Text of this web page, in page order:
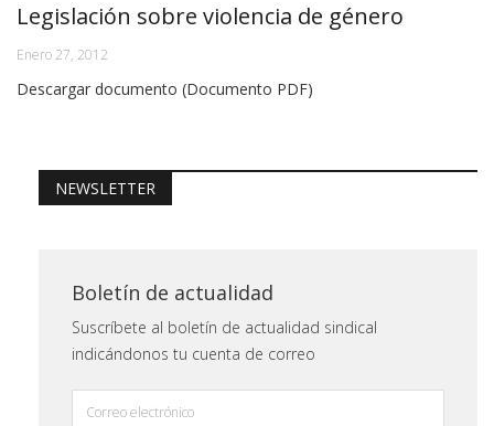
Legislación sobre violencia de género
Enero 27, 2012
Descargar documento (Documento PDF)
NEWSLETTER
Boletín de actualidad
Suscríbete al boletín de actualidad sindical
indicándonos tu cuenta de correo